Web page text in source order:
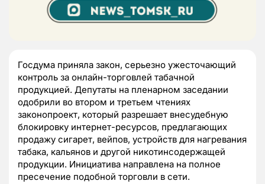
Госдума приняла закон, серьезно ужесточающий
контроль за онлайн-торговлей табачной
продукцией. Депутаты на пленарном заседании
одобрили во втором и третьем чтениях
законопроект, который разрешает внесудебную
блокировку интернет-ресурсов, предлагающих
продажу сигарет, вейпов, устройств для нагревания
табака, кальянов и другой никотинсодержащей
продукции. Инициатива направлена на полное
пресечение подобной торговли в сети.